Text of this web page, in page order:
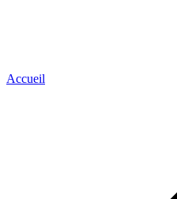
Accueil